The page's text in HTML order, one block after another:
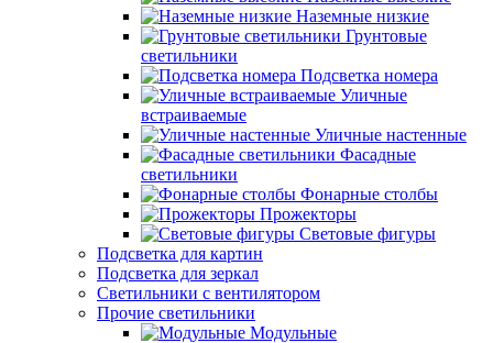
Наземные низкие
Грунтовые
светильники
Подсветка номера
Уличные
встраиваемые
Уличные настенные
Фасадные
светильники
Фонарные столбы
Прожекторы
Световые фигуры
Подсветка для картин
Подсветка для зеркал
Светильники с вентилятором
Прочие светильники
Модульные